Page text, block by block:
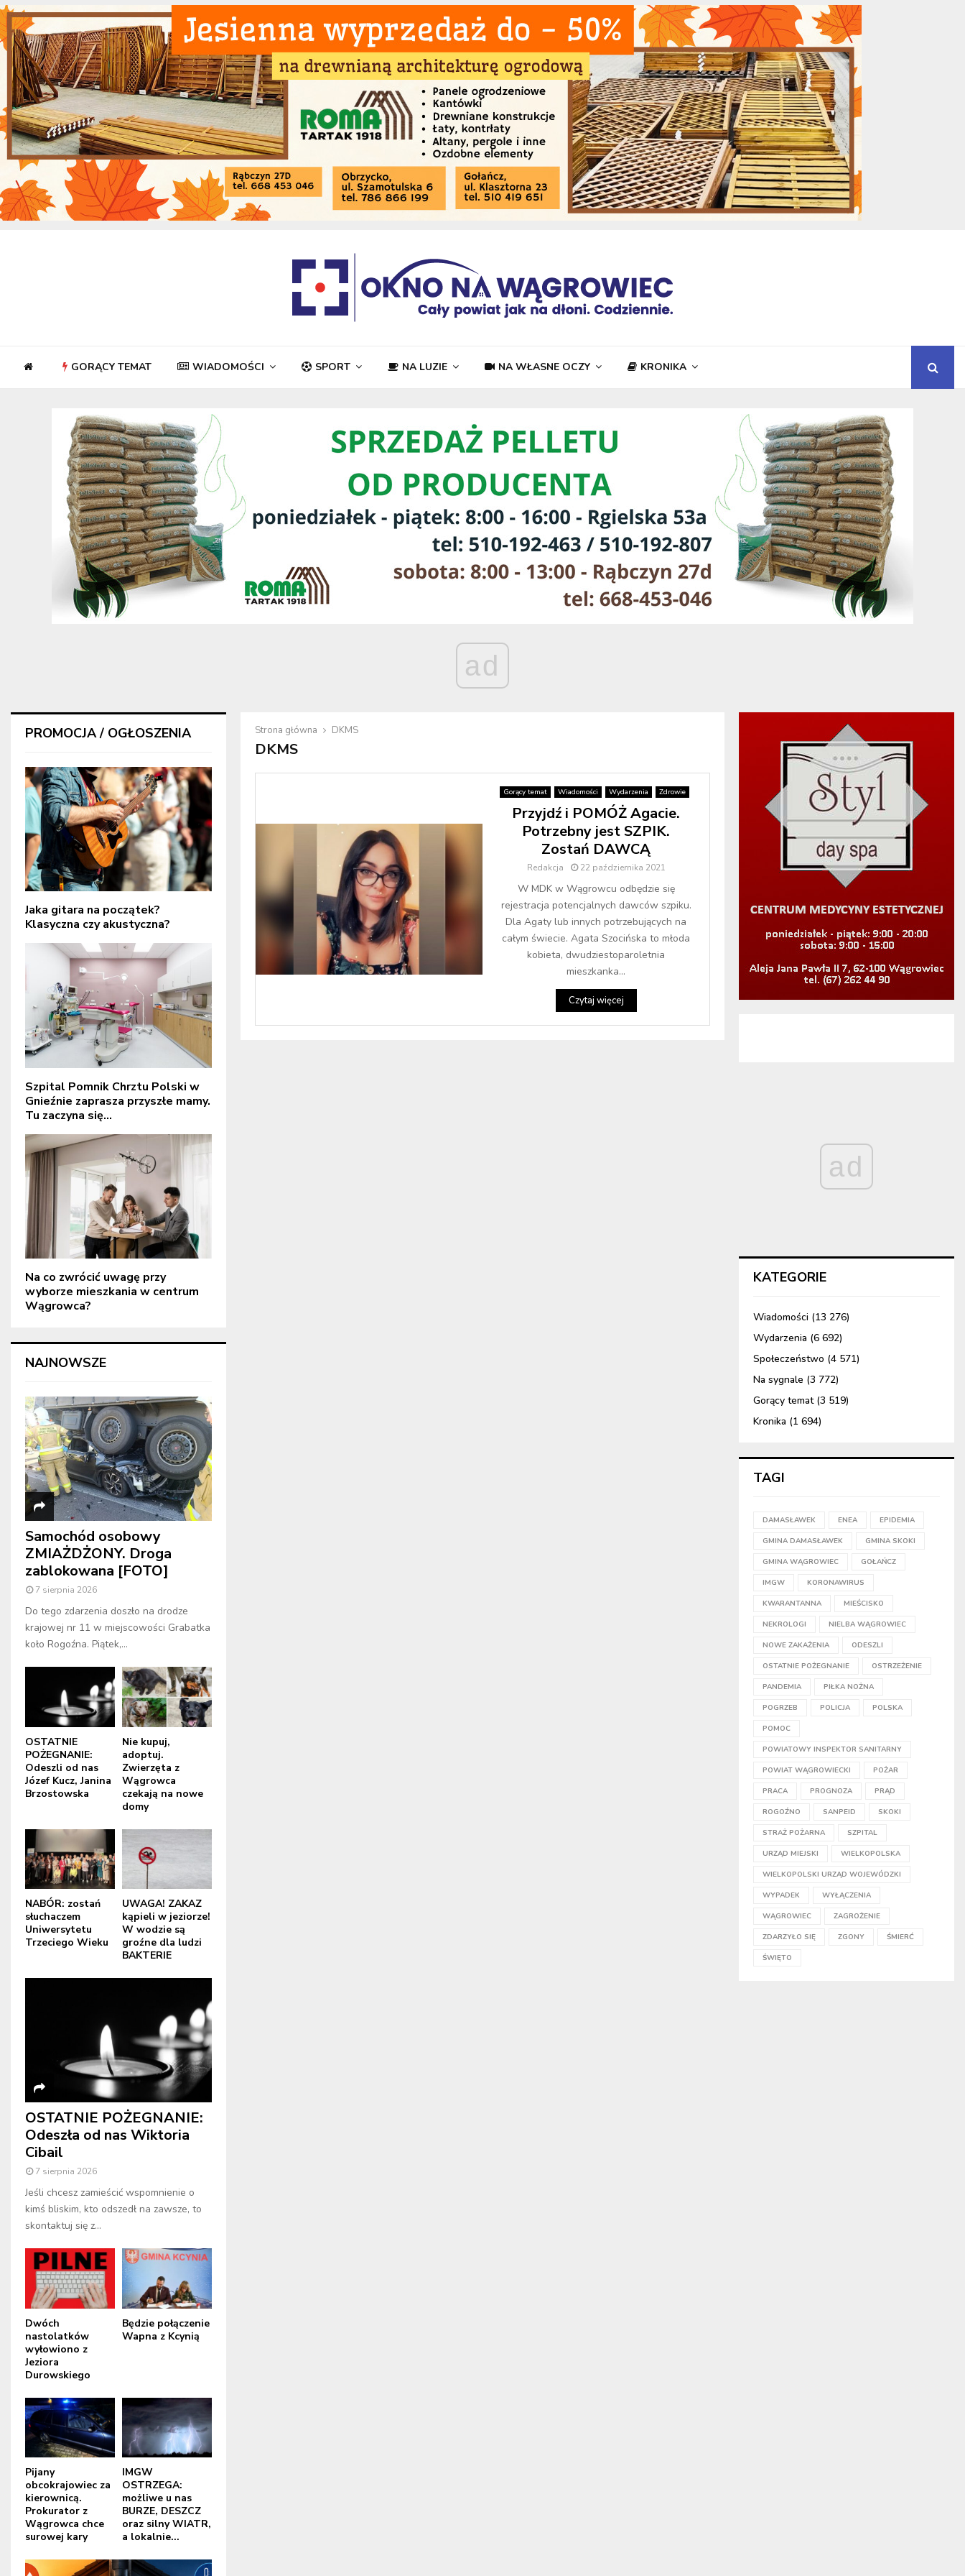
GORĄCY TEMAT WIADOMOŚCI SPORT NA LUZIE NA WŁASNE OCZY KRONIKA
ad
Strona główna DKMS
DKMS
Gorący temat Wiadomości Wydarzenia Zdrowie
Przyjdź i POMÓŻ Agacie.
Potrzebny jest SZPIK.
Zostań DAWCĄ
Redakcja 22 października 2021
W MDK w Wągrowcu odbędzie się
rejestracja potencjalnych dawców szpiku.
Dla Agaty lub innych potrzebujących na
całym świecie. Agata Szocińska to młoda
kobieta, dwudziestoparoletnia
mieszkanka...
Czytaj więcej
PROMOCJA / OGŁOSZENIA
Jaka gitara na początek?
Klasyczna czy akustyczna?
Szpital Pomnik Chrztu Polski w
Gnieźnie zaprasza przyszłe mamy.
Tu zaczyna się...
Na co zwrócić uwagę przy
wyborze mieszkania w centrum
Wągrowca?
NAJNOWSZE
Samochód osobowy
ZMIAŻDŻONY. Droga
zablokowana [FOTO]
7 sierpnia 2026
Do tego zdarzenia doszło na drodze
krajowej nr 11 w miejscowości Grabatka
koło Rogoźna. Piątek,...
OSTATNIE
POŻEGNANIE:
Odeszli od nas
Józef Kucz, Janina
Brzostowska
Nie kupuj,
adoptuj.
Zwierzęta z
Wągrowca
czekają na nowe
domy
NABÓR: zostań
słuchaczem
Uniwersytetu
Trzeciego Wieku
UWAGA! ZAKAZ
kąpieli w jeziorze!
W wodzie są
groźne dla ludzi
BAKTERIE
OSTATNIE POŻEGNANIE:
Odeszła od nas Wiktoria
Cibail
7 sierpnia 2026
Jeśli chcesz zamieścić wspomnienie o
kimś bliskim, kto odszedł na zawsze, to
skontaktuj się z...
Dwóch
nastolatków
wyłowiono z
Jeziora
Durowskiego
Będzie połączenie
Wapna z Kcynią
Pijany
obcokrajowiec za
kierownicą.
Prokurator z
Wągrowca chce
surowej kary
IMGW
OSTRZEGA:
możliwe u nas
BURZE, DESZCZ
oraz silny WIATR,
a lokalnie...
ad
KATEGORIE
Wiadomości (13 276)
Wydarzenia (6 692)
Społeczeństwo (4 571)
Na sygnale (3 772)
Gorący temat(3 519)
Kronika (1 694)
TAGI
DAMASŁAWEK ENEA EPIDEMIA
GMINA DAMASŁAWEK GMINA SKOKI
GMINA WĄGROWIEC GOŁAŃCZ
IMGW KORONAWIRUS
KWARANTANNA MIEŚCISKO
NEKROLOGI NIELBA WĄGROWIEC
NOWE ZAKAŻENIA ODESZLI
OSTATNIE POŻEGNANIE OSTRZEŻENIE
PANDEMIA PIŁKA NOŻNA
POGRZEB POLICJA POLSKA
POMOC
POWIATOWY INSPEKTOR SANITARNY
POWIAT WĄGROWIECKI POŻAR
PRACA PROGNOZA PRĄD
ROGOŹNO SANPEID SKOKI
STRAŻ POŻARNA SZPITAL
URZĄD MIEJSKI WIELKOPOLSKA
WIELKOPOLSKI URZĄD WOJEWÓDZKI
WYPADEK WYŁĄCZENIA
WĄGROWIEC ZAGROŻENIE
ZDARZYŁO SIĘ ZGONY ŚMIERĆ
ŚWIĘTO